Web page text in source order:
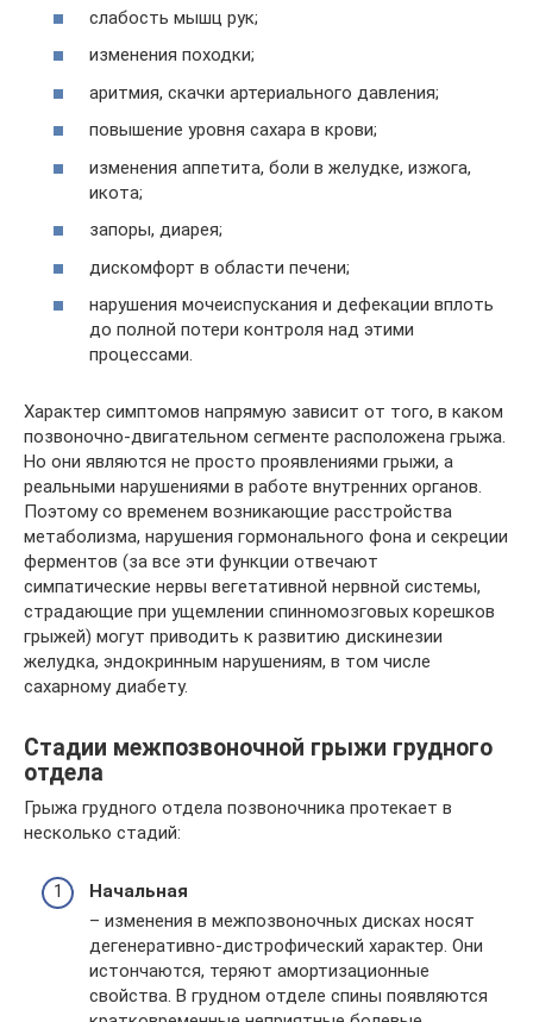
слабость мышц рук;
изменения походки;
аритмия, скачки артериального давления;
повышение уровня сахара в крови;
изменения аппетита, боли в желудке, изжога,
икота;
запоры, диарея;
дискомфорт в области печени;
нарушения мочеиспускания и дефекации вплоть
до полной потери контроля над этими
процессами.
Характер симптомов напрямую зависит от того, в каком
позвоночно-двигательном сегменте расположена грыжа.
Но они являются не просто проявлениями грыжи, а
реальными нарушениями в работе внутренних органов.
Поэтому со временем возникающие расстройства
метаболизма, нарушения гормонального фона и секреции
ферментов (за все эти функции отвечают
симпатические нервы вегетативной нервной системы,
страдающие при ущемлении спинномозговых корешков
грыжей) могут приводить к развитию дискинезии
желудка, эндокринным нарушениям, в том числе
сахарному диабету.
Стадии межпозвоночной грыжи грудного
отдела
Грыжа грудного отдела позвоночника протекает в
несколько стадий:
Начальная
– изменения в межпозвоночных дисках носят
дегенеративно-дистрофический характер. Они
истончаются, теряют амортизационные
свойства. В грудном отделе спины появляются